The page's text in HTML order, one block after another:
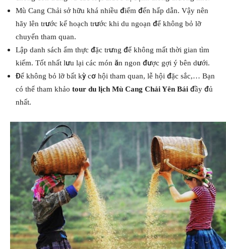
Mù Cang Chải sở hữu khá nhiều điểm đến hấp dẫn. Vậy nên
hãy lên trước kế hoạch trước khi du ngoạn để không bỏ lỡ
chuyến tham quan.
Lập danh sách ẩm thực đặc trưng để không mất thời gian tìm
kiếm. Tốt nhất lưu lại các món ăn ngon được gợi ý bên dưới.
Để không bỏ lỡ bất kỳ cơ hội tham quan, lễ hội đặc sắc,… Bạn
có thể tham khảo tour du lịch Mù Cang Chải Yên Bái đầy đủ
nhất.